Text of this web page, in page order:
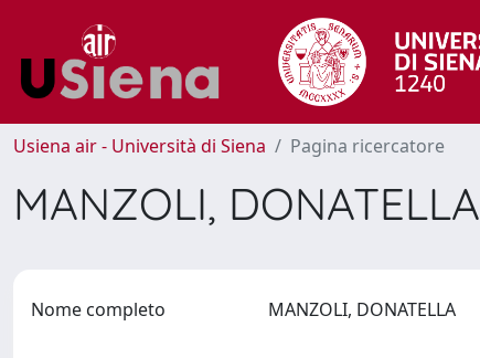
Usiena air - Università di Siena Pagina ricercatore
MANZOLI, DONATELLA
Nome completo MANZOLI, DONATELLA